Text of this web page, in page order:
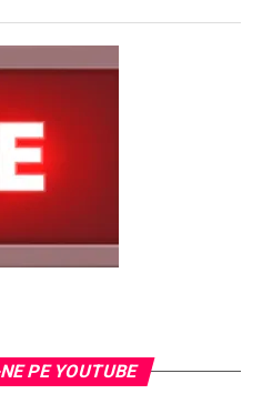
PE YOUTUBE